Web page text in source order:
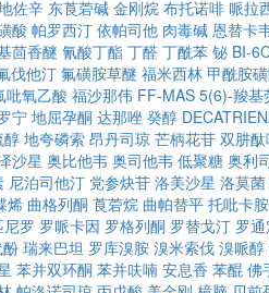
佐辛 东莨菪碱 金刚烷 布托诺啡 哌拉
酸 帕罗西汀 依帕司他 肉毒碱 恩替卡
茴香醚 氰酸丁酯 丁醛 丁酰苯 铋 BI-
伐他汀 氟磺胺草醚 福米西林 甲酰胺
吡氧乙酸 福沙那伟 FF-MAS 5(6)-羧基
宁 地屈孕酮 达那唑 癸醇
醇 地夸磷索 昂丹司琼 芒柄花苷 双肼
沙星 奥比他韦 奥司他韦 低聚糖 奥利
尼泊司他汀 党参炔苷 洛美沙星 洛莫菌
烯 曲格列酮 莨菪烷 曲帕替平 托吡卡胺
尼罗 罗哌卡因 罗格列酮 罗替戈汀 罗通
瑞来巴坦 罗库溴胺 溴米索伐 溴哌醇
苯并双环酮 苯并呋喃 安息香 苯醌 佛